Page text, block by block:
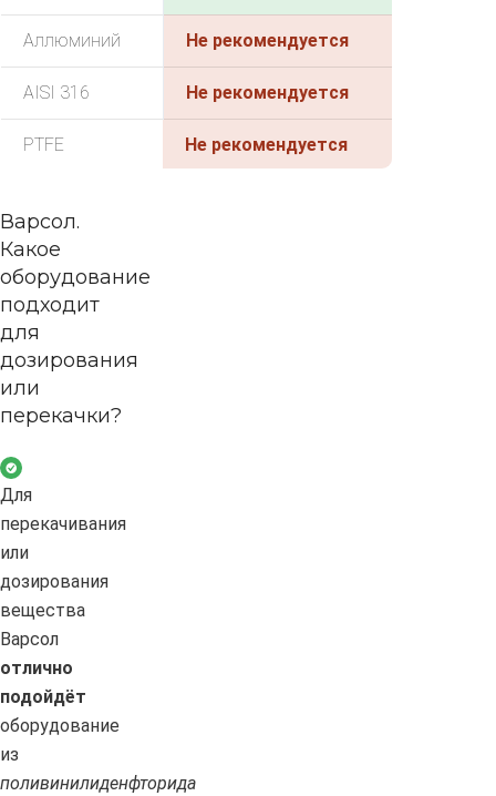
Аллюминий Не рекомендуется
AISI 316 Не рекомендуется
PTFE Не рекомендуется
Варсол.
Какое
оборудование
подходит
для
дозирования
или
перекачки?
Для
перекачивания
или
дозирования
вещества
Варсол
отлично
подойдёт
оборудование
из
поливинилиденфторида